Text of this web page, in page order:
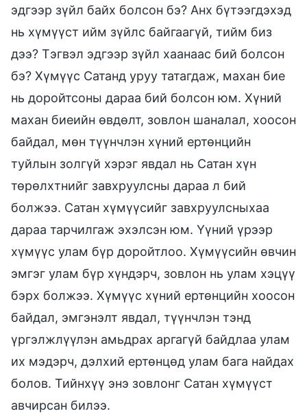
эдгээр зүйл байх болсон бэ? Анх бүтээгдэхэд
нь хүмүүст ийм зүйлс байгаагүй, тийм биз
дээ? Тэгвэл эдгээр зүйл хаанаас бий болсон
бэ? Хүмүүс Сатанд уруу татагдаж, махан бие
нь доройтсоны дараа бий болсон юм. Хүний
махан биеийн өвдөлт, зовлон шаналал, хоосон
байдал, мөн түүнчлэн хүний ертөнцийн
туйлын золгүй хэрэг явдал нь Сатан хүн
төрөлхтнийг завхруулсны дараа л бий
болжээ. Сатан хүмүүсийг завхруулсныхаа
дараа тарчилгаж эхэлсэн юм. Үүний үрээр
хүмүүс улам бүр доройтлоо. Хүмүүсийн өвчин
эмгэг улам бүр хүндэрч, зовлон нь улам хэцүү
бэрх болжээ. Хүмүүс хүний ертөнцийн хоосон
байдал, эмгэнэлт явдал, түүнчлэн тэнд
үргэлжлүүлэн амьдрах аргагүй байдлаа улам
их мэдэрч, дэлхий ертөнцөд улам бага найдах
болов. Тийнхүү энэ зовлонг Сатан хүмүүст
авчирсан билээ.